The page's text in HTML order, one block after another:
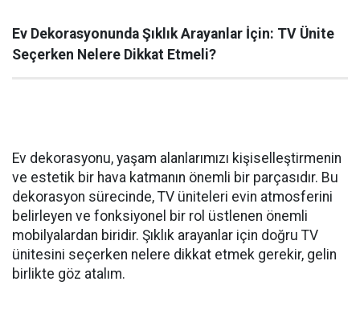
Ev Dekorasyonunda Şıklık Arayanlar İçin: TV Ünite
Seçerken Nelere Dikkat Etmeli?
Ev dekorasyonu, yaşam alanlarımızı kişiselleştirmenin
ve estetik bir hava katmanın önemli bir parçasıdır. Bu
dekorasyon sürecinde, TV üniteleri evin atmosferini
belirleyen ve fonksiyonel bir rol üstlenen önemli
mobilyalardan biridir. Şıklık arayanlar için doğru TV
ünitesini seçerken nelere dikkat etmek gerekir, gelin
birlikte göz atalım.